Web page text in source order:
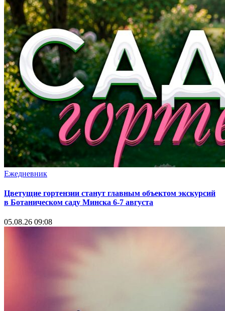
Ежедневник
Цветущие гортензии станут главным объектом экскурсий
в Ботаническом саду Минска 6-7 августа
05.08.26 09:08